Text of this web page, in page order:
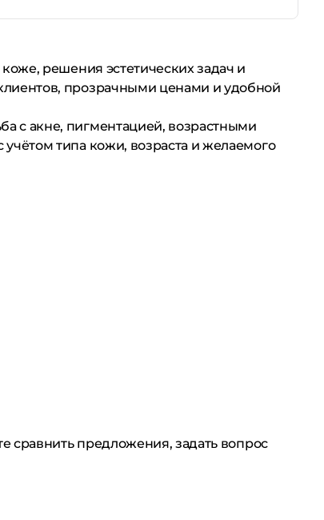
решения эстетических задач и
прозрачными ценами и удобной
с акне, пигментацией, возрастными
типа кожи, возраста и желаемого
сравнить предложения, задать вопрос